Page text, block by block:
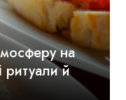
на
ритуали й